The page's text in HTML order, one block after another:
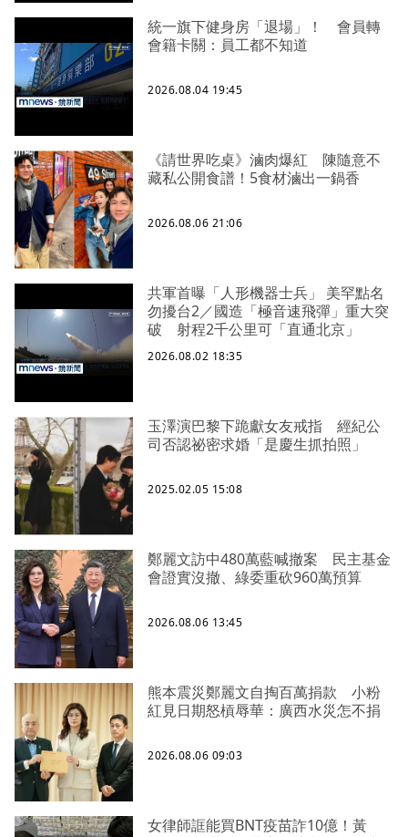
統一旗下健身房「退場」！ 會員轉
會籍卡關：員工都不知道
2026.08.04 19:45
《請世界吃桌》滷肉爆紅 陳隨意不
藏私公開食譜！5食材滷出一鍋香
2026.08.06 21:06
共軍首曝「人形機器士兵」 美罕點名
勿擾台2／國造「極音速飛彈」重大突
破 射程2千公里可「直通北京」
2026.08.02 18:35
玉澤演巴黎下跪獻女友戒指 經紀公
司否認祕密求婚「是慶生抓拍照」
2025.02.05 15:08
鄭麗文訪中480萬藍喊撤案 民主基金
會證實沒撤、綠委重砍960萬預算
2026.08.06 13:45
熊本震災鄭麗文自掏百萬捐款 小粉
紅見日期怒槓辱華：廣西水災怎不捐
2026.08.06 09:03
女律師誆能買BNT疫苗詐10億！黃